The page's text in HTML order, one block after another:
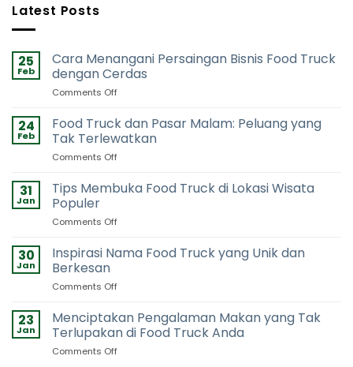
Latest Posts
25
Feb
Cara Menangani Persaingan Bisnis Food Truck
dengan Cerdas
Comments Offon
Menangani
Persaingan
Bisnis
Food
dengan
24
Feb
Food Truck dan Pasar Malam: Peluang yang
Tak Terlewatkan
Comments Offon
Truck
dan
Malam:
yang
31
Jan
Tips Membuka Food Truck di Lokasi Wisata
Populer
Comments Offon
Membuka
Food
di
Wisata
Populer
30
Jan
Inspirasi Nama Food Truck yang Unik dan
Berkesan
Comments Offon
Nama
Food
Truck
yang
23
Jan
Menciptakan Pengalaman Makan yang Tak
Terlupakan di Food Truck Anda
Comments Offon